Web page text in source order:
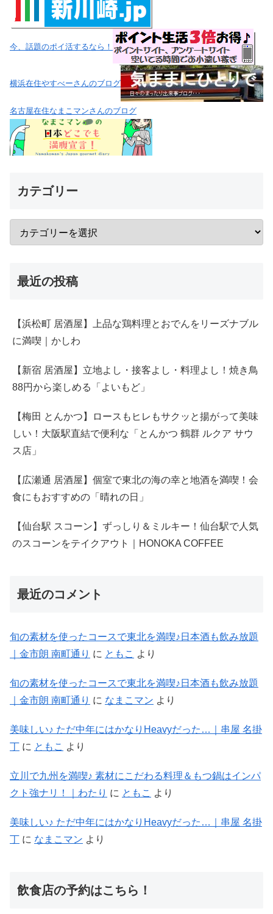
今、話題のポイ活するなら！
横浜在住やすべーさんのブログ
名古屋在住なまこマンさんのブログ
カテゴリー
最近の投稿
【浜松町 居酒屋】上品な鶏料理とおでんをリーズナブル
に満喫｜かしわ
【新宿 居酒屋】立地よし・接客よし・料理よし！焼き鳥
88円から楽しめる「よいもど」
【梅田 とんかつ】ロースもヒレもサクッと揚がって美味
しい！大阪駅直結で便利な「とんかつ 鶴群 ルクア サウ
ス店」
【広瀬通 居酒屋】個室で東北の海の幸と地酒を満喫！会
食にもおすすめの「晴れの日」
【仙台駅 スコーン】ずっしり＆ミルキー！仙台駅で人気
のスコーンをテイクアウト｜HONOKA COFFEE
最近のコメント
旬の素材を使ったコースで東北を満喫♪日本酒も飲み放題
｜金市朗 南町通り に ともこ より
旬の素材を使ったコースで東北を満喫♪日本酒も飲み放題
｜金市朗 南町通り に なまこマン より
美味しい♪ ただ中年にはかなりHeavyだった…｜串屋 名掛
丁 に ともこ より
立川で九州を満喫♪ 素材にこだわる料理＆もつ鍋はインパ
クト強ナリ！｜わたり に ともこ より
美味しい♪ ただ中年にはかなりHeavyだった…｜串屋 名掛
丁 に なまこマン より
飲食店の予約はこちら！